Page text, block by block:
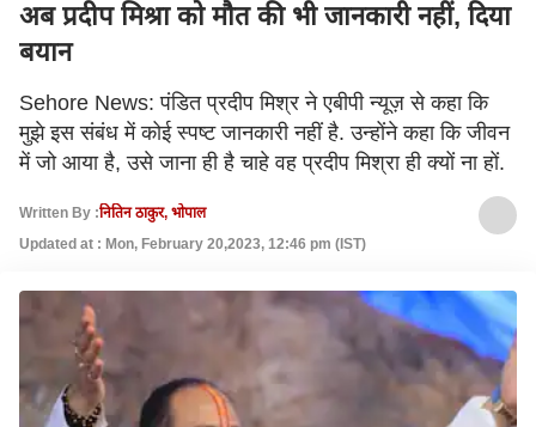
अब प्रदीप मिश्रा को मौत की भी जानकारी नहीं, दिया
बयान
Sehore News: पंडित प्रदीप मिश्र ने एबीपी न्यूज़ से कहा कि
मुझे इस संबंध में कोई स्पष्ट जानकारी नहीं है. उन्होंने कहा कि जीवन
में जो आया है, उसे जाना ही है चाहे वह प्रदीप मिश्रा ही क्यों ना हों.
Written By :नितिन ठाकुर, भोपाल
Updated at : Mon, February 20,2023, 12:46 pm (IST)